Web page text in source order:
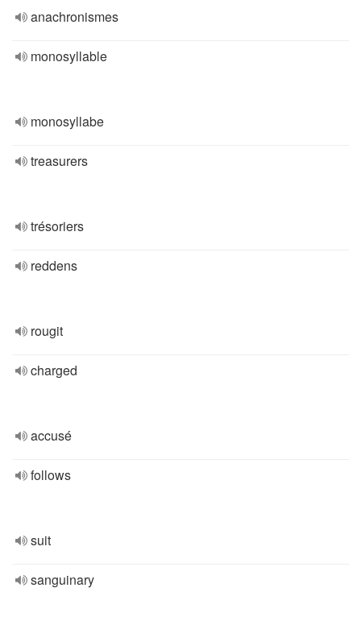
anachronismes
monosyllable
monosyllabe
treasurers
trésoriers
reddens
rougit
charged
accusé
follows
suit
sanguinary